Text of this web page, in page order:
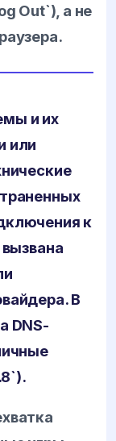
Out`), а не
и их
или
к
В
DNS-